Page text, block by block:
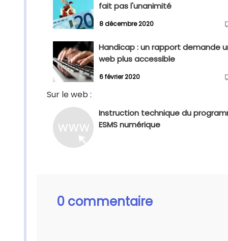
fait pas l'unanimité
8 décembre 2020
Handicap : un rapport demande
web plus accessible
6 février 2020
Sur le web :
Instruction technique du
ESMS numérique
0 commentaire